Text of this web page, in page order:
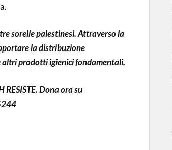
sorelle palestinesi. Attraverso la
la distribuzione
prodotti igienici fondamentali.
Dona ora su